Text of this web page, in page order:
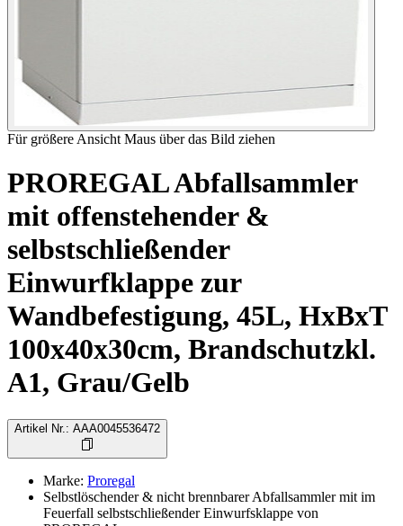
Für größere Ansicht Maus über das Bild ziehen
PROREGAL Abfallsammler
mit offenstehender &
selbstschließender
Einwurfklappe zur
Wandbefestigung, 45L, HxBxT
100x40x30cm, Brandschutzkl.
A1, Grau/Gelb
Artikel Nr. : AAA0045536472
Marke: Proregal
Selbstlöschender & nicht brennbarer Abfallsammler mit im
Feuerfall selbstschließender Einwurfsklappe von